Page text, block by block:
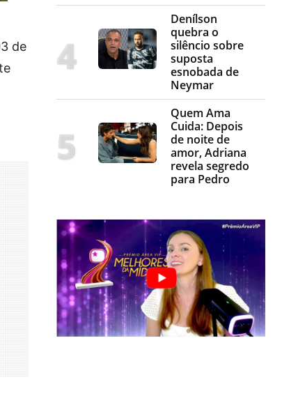
de
Denílson
quebra o
silêncio sobre
suposta
esnobada de
Neymar
Quem Ama
Cuida: Depois
de noite de
amor, Adriana
revela segredo
para Pedro